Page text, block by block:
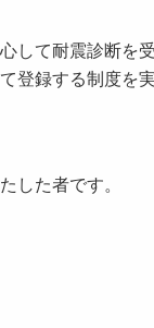
して耐震診断を
登録する制度を
した者です。